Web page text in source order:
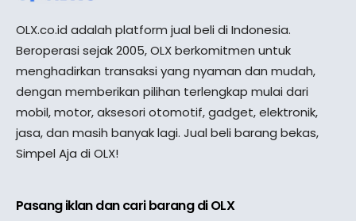
OLX.co.id adalah platform jual beli di Indonesia.
Beroperasi sejak 2005, OLX berkomitmen untuk
menghadirkan transaksi yang nyaman dan mudah,
dengan memberikan pilihan terlengkap mulai dari
mobil, motor, aksesori otomotif, gadget, elektronik,
jasa, dan masih banyak lagi. Jual beli barang bekas,
Simpel Aja di OLX!
Pasang iklan dan cari barang di OLX